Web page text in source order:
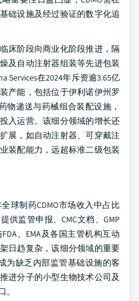
础设施及经过验证的数字化追
床阶段向商业化阶段推进，隔
及自动注射器组装等先进包装
Services在2024年斥资逾3.65亿
产能，包括位于伊利诺伊州罗
物递送与药械组合装配设施，
入运营。该细分领域的增长还
展，如自动注射器、可穿戴注
装配能力，远超标准二级包装
球制药CDMO市场收入中占比
供监管申报、CMC文档、GMP
、EMA及各国主管机构互动
日趋复杂，该细分领域的重要
为缺乏内部监管基础设施的客
进分子的小型生物技术公司及